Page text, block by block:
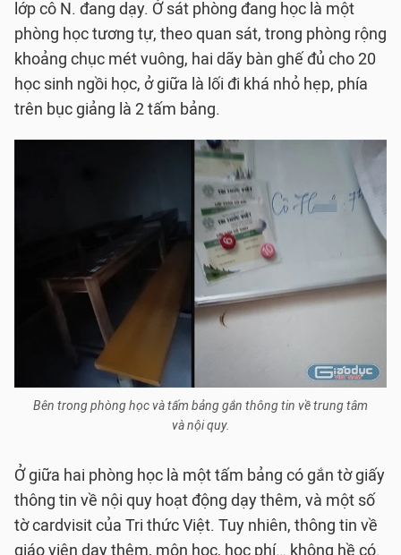
lớp cô N. đang dạy. Ở sát phòng đang học là một
phòng học tương tự, theo quan sát, trong phòng rộng
khoảng chục mét vuông, hai dãy bàn ghế đủ cho 20
học sinh ngồi học, ở giữa là lối đi khá nhỏ hẹp, phía
trên bục giảng là 2 tấm bảng.
Bên trong phòng học và tấm bảng gắn thông tin về trung tâm
và nội quy.
Ở giữa hai phòng học là một tấm bảng có gắn tờ giấy
thông tin về nội quy hoạt động dạy thêm, và một số
tờ cardvisit của Tri thức Việt. Tuy nhiên, thông tin về
giáo viên dạy thêm, môn học, học phí… không hề có.